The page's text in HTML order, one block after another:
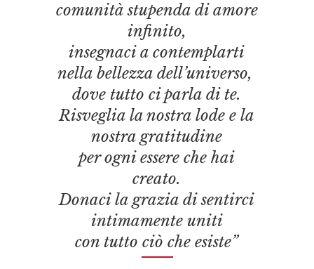
comunità stupenda di amore
infinito,
insegnaci a contemplarti
nella bellezza dell’universo,
dove tutto ci parla di te.
Risveglia la nostra lode e la
nostra gratitudine
per ogni essere che hai
creato.
Donaci la grazia di sentirci
intimamente uniti
con tutto ciò che esiste”